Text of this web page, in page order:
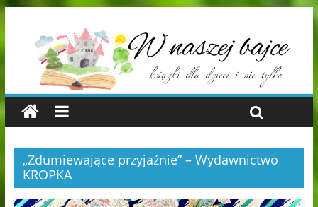
„Zdumiewające przyjaźnie” – Wydawnictwo
KROPKA